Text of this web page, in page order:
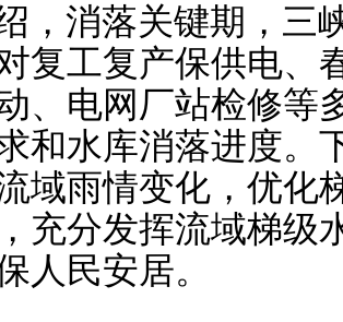
，消落关键期，三
复工复产保供电、
、电网厂站检修等
和水库消落进度。
域雨情变化，优化
充分发挥流域梯级
人民安居。